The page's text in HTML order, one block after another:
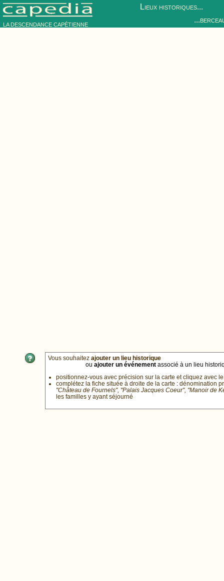
LA DESCENDANCE CAPÉTIENNE
Lieux historiques...
Vous souhaitez ajouter un lieu historique
ou ajouter un événement associé à un lieu
positionnez-vous avec précision sur la carte et cliquez avec
complétez la fiche située à droite de la carte : dénomination
"Château de Fournels", "Palais Jacques Coeur", "Manoir de
les familles y ayant séjourné